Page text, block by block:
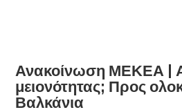
Ανακοίνωση ΜΕΚΕΑ |
μειονότητας; Προς
Βαλκάνια